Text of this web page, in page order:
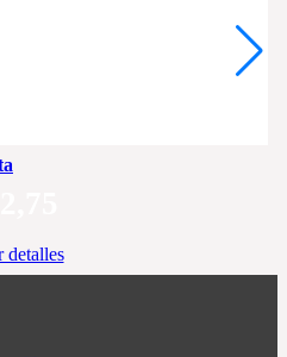
detalles